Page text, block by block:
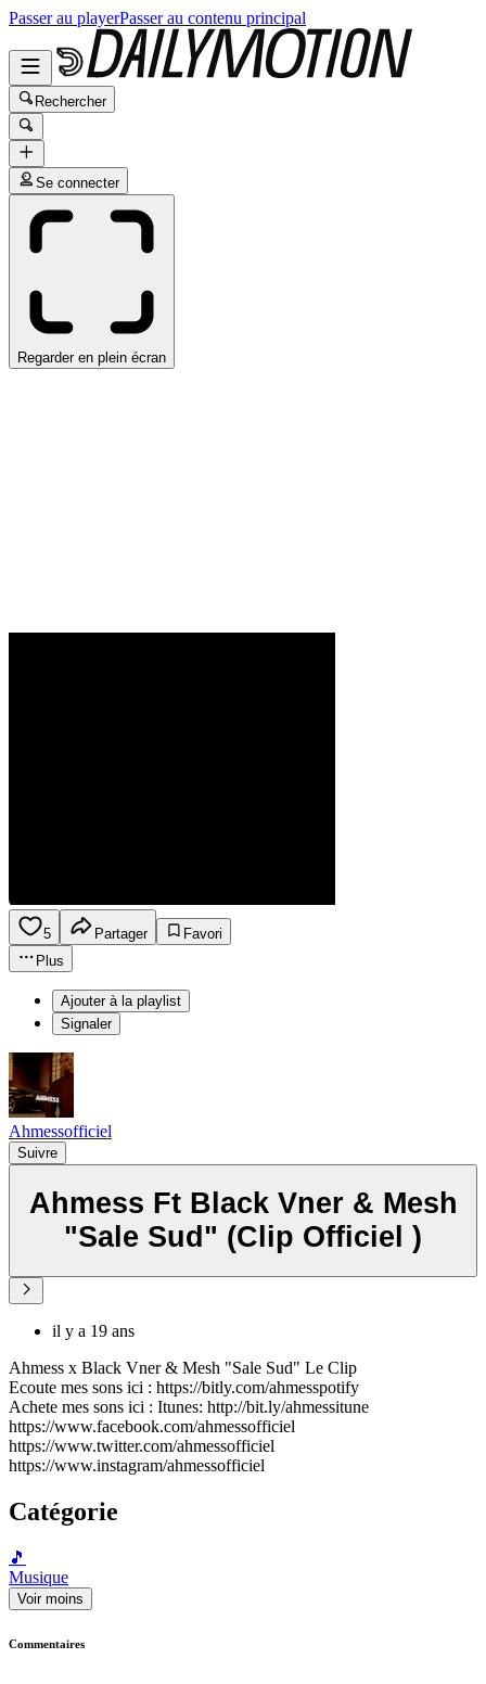
Passer au playerPasser au contenu principal
Rechercher
Se connecter
Regarder en plein écran
5 Partager
Favori
Plus
Ajouter à la playlist
Signaler
Ahmessofficiel
Suivre
Ahmess Ft Black Vner & Mesh
"Sale Sud" (Clip Officiel )
il y a 19 ans
Ahmess x Black Vner & Mesh "Sale Sud" Le Clip
Ecoute mes sons ici : https://bitly.com/ahmesspotify
Achete mes sons ici : Itunes: http://bit.ly/ahmessitune
https://www.facebook.com/ahmessofficiel
https://www.twitter.com/ahmessofficiel
https://www.instagram/ahmessofficiel
Catégorie
🎵
Musique
Voir moins
Commentaires